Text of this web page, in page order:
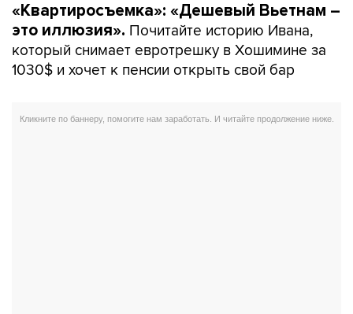
«Квартиросъемка»: «Дешевый Вьетнам –
это иллюзия». Почитайте историю Ивана,
который снимает евротрешку в Хошимине за
1030$ и хочет к пенсии открыть свой бар